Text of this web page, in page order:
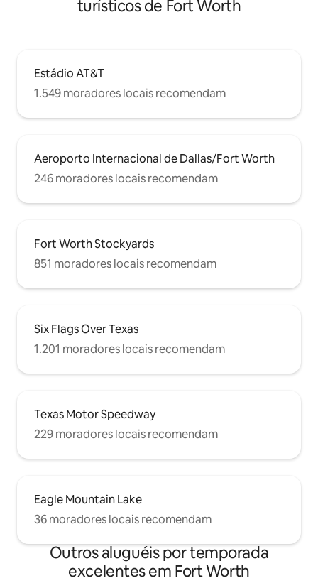
turísticos de Fort Worth
Estádio AT&T
1.549 moradores locais recomendam
Aeroporto Internacional de Dallas/Fort Worth
246 moradores locais recomendam
Fort Worth Stockyards
851 moradores locais recomendam
Six Flags Over Texas
1.201 moradores locais recomendam
Texas Motor Speedway
229 moradores locais recomendam
Eagle Mountain Lake
36 moradores locais recomendam
Outros aluguéis por temporada
excelentes em Fort Worth